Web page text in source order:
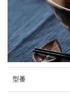
型番